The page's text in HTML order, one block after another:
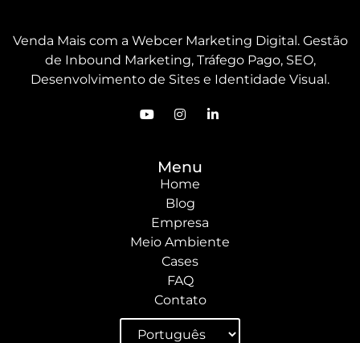
Venda Mais com a Webcer Marketing Digital. Gestão
de Inbound Marketing, Tráfego Pago, SEO,
Desenvolvimento de Sites e Identidade Visual.
Menu
Home
Blog
Empresa
Meio Ambiente
Cases
FAQ
Contato